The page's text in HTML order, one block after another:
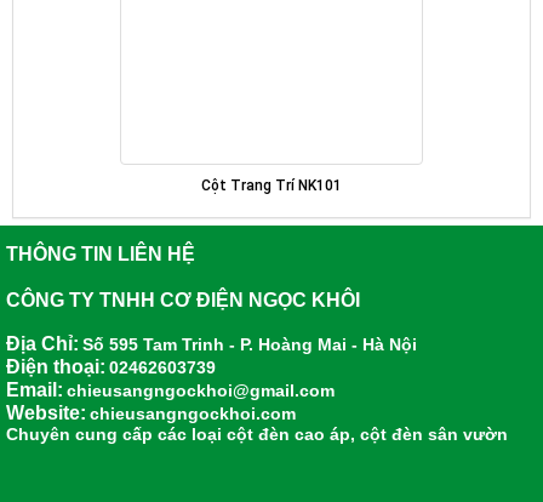
Cột Trang Trí NK101
THÔNG TIN LIÊN HỆ
CÔNG TY TNHH CƠ ĐIỆN NGỌC KHÔI
Địa Chỉ: Số 595 Tam Trinh - P. Hoàng Mai - Hà Nội
Điện thoại: 02462603739
Email: chieusangngockhoi@gmail.com
Website: chieusangngockhoi.com
Chuyên cung cấp các loại cột đèn cao áp, cột đèn sân vườn